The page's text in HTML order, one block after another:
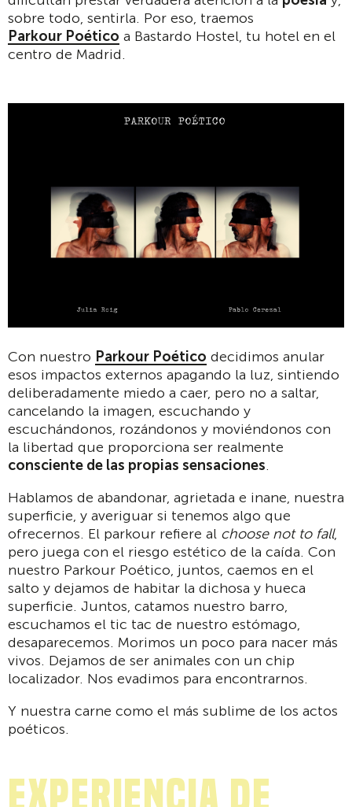
sobre todo, sentirla. Por eso, traemos
Parkour Poético a Bastardo Hostel, tu hotel en el
centro de Madrid.
Con nuestro Parkour Poético decidimos anular
esos impactos externos apagando la luz, sintiendo
deliberadamente miedo a caer, pero no a saltar,
cancelando la imagen, escuchando y
escuchándonos, rozándonos y moviéndonos con
la libertad que proporciona ser realmente
consciente de las propias sensaciones.
Hablamos de abandonar, agrietada e inane, nuestra
superficie, y averiguar si tenemos algo que
ofrecernos. El parkour refiere al choose not to fall,
pero juega con el riesgo estético de la caída. Con
nuestro Parkour Poético, juntos, caemos en el
salto y dejamos de habitar la dichosa y hueca
superficie. Juntos, catamos nuestro barro,
escuchamos el tic tac de nuestro estómago,
desaparecemos. Morimos un poco para nacer más
vivos. Dejamos de ser animales con un chip
localizador. Nos evadimos para encontrarnos.
Y nuestra carne como el más sublime de los actos
poéticos.